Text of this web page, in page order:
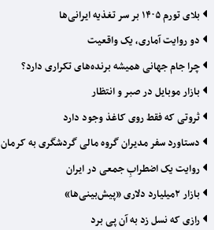
بلای تورم ۱۴۰۵ بر سر تغذیه ایرانی‌ها
دو روایت آماری، یک واقعیت
چرا جام جهانی همیشه برنده‌های تکراری دارد؟
بازار موبایل در صبر و انتظار
ثروتی که فقط روی کاغذ وجود دارد
دستاورد سفر مدیران گروه مالی گردشگری به کرمان
روایت یک اضطرابِ جمعی در ایران
بازار ۲‌میلیارد دلاری «پیش‌بینی‌ها»
رازی که نسل زد به آن پی برد